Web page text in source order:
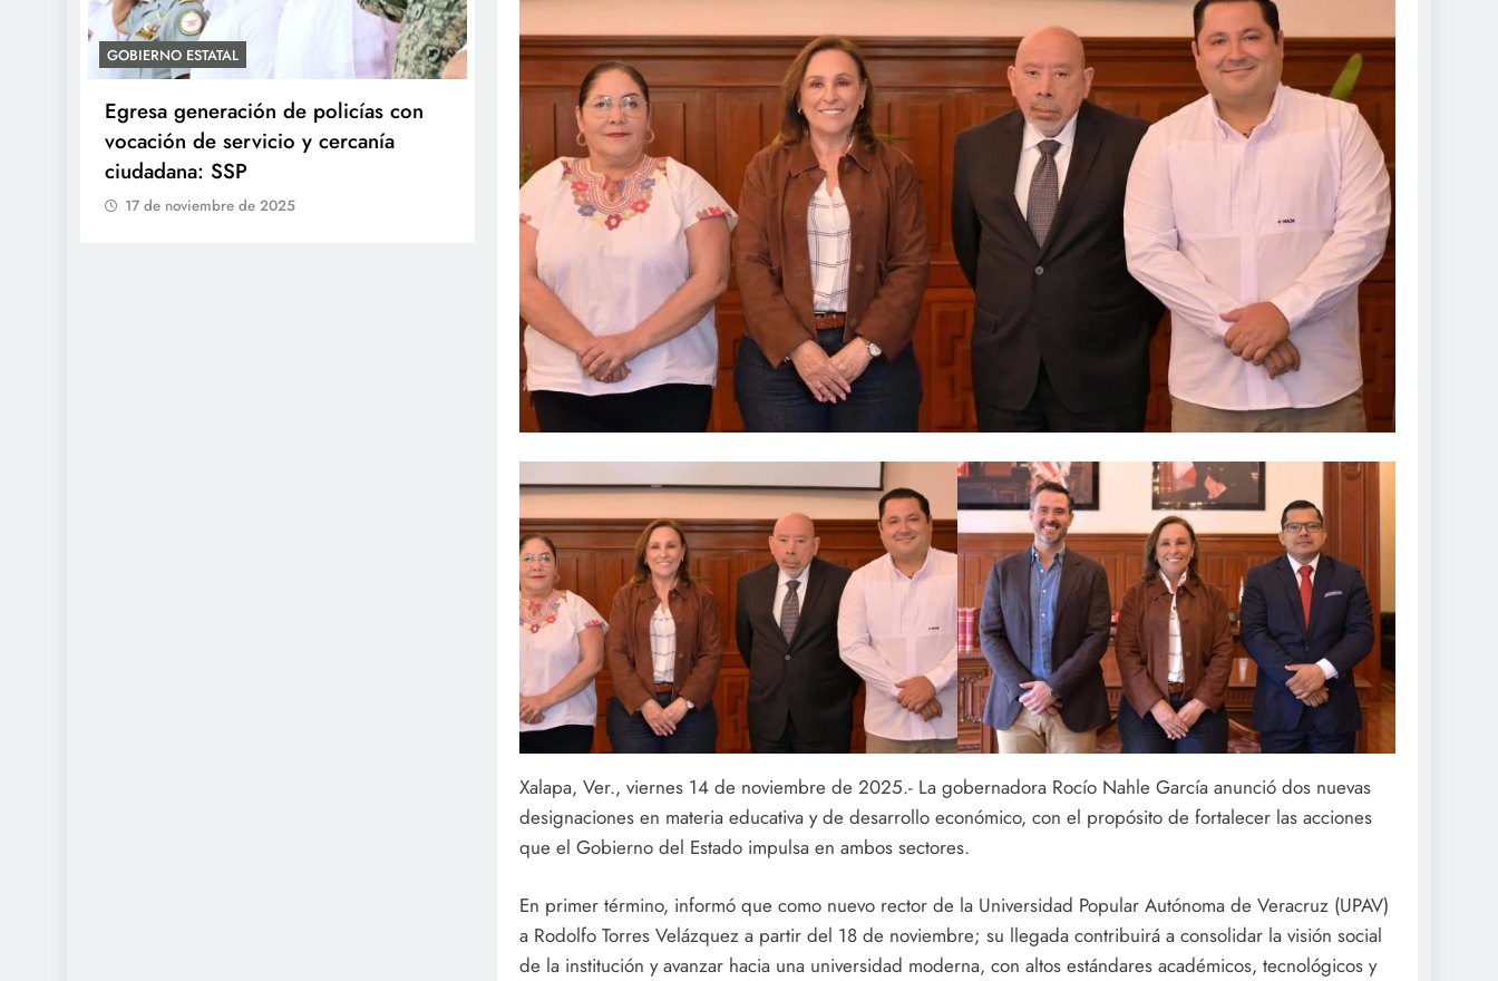
GOBIERNO ESTATAL
Egresa generación de policías con
vocación de servicio y cercanía
ciudadana: SSP
17 de noviembre de 2025
ACTIVIDADES DE ROCÍO NAHLE
Entrega Gobernadora 5 mil apoyos a
la Palabra y a la Familia
17 de noviembre de 2025
ACTIVIDADES DE ROCÍO NAHLE
Vacaciones seguras: más de 982
elementos resguardan destinos
turísticos
17 de noviembre de 2025
Xalapa, Ver., viernes 14 de noviembre de 2025.- La gobernadora Rocío Nahle García anunció dos nuevas
designaciones en materia educativa y de desarrollo económico, con el propósito de fortalecer las acciones
que el Gobierno del Estado impulsa en ambos sectores.
En primer término, informó que como nuevo rector de la Universidad Popular Autónoma de Veracruz (UPAV)
a Rodolfo Torres Velázquez a partir del 18 de noviembre; su llegada contribuirá a consolidar la visión social
de la institución y avanzar hacia una universidad moderna, con altos estándares académicos, tecnológicos y